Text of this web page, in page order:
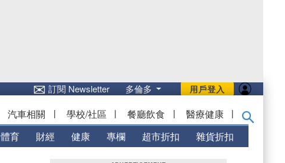
用戶登入
✉訂閱 Newsletter 多倫多
汽車相關 | 學校/社區 | 餐廳飲食 | 醫療健康 |
體育 財經 健康 專欄 超市折扣 雜貨折扣